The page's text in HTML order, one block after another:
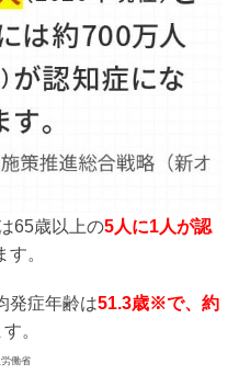
65歳以上の5人に1人が認
。
発症年齢は51.3歳※で、約
。
働省